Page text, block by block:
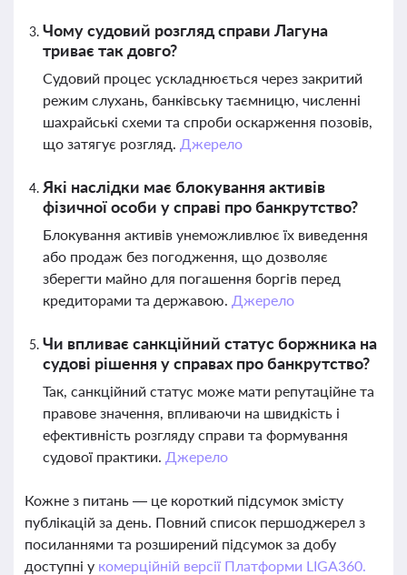
Чому судовий розгляд справи Лагуна
триває так довго?
Судовий процес ускладнюється через закритий
режим слухань, банківську таємницю, численні
шахрайські схеми та спроби оскарження позовів,
що затягує розгляд. Джерело
Які наслідки має блокування активів
фізичної особи у справі про банкрутство?
Блокування активів унеможливлює їх виведення
або продаж без погодження, що дозволяє
зберегти майно для погашення боргів перед
кредиторами та державою. Джерело
Чи впливає санкційний статус боржника на
судові рішення у справах про банкрутство?
Так, санкційний статус може мати репутаційне та
правове значення, впливаючи на швидкість і
ефективність розгляду справи та формування
судової практики. Джерело
Кожне з питань — це короткий підсумок змісту
публікацій за день. Повний список першоджерел з
посиланнями та розширений підсумок за добу
доступні у комерційній версії Платформи LIGA360.